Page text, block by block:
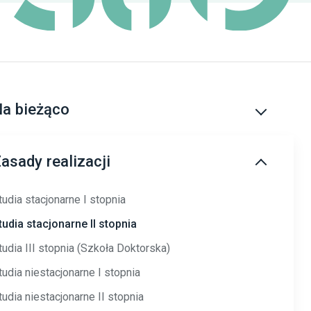
bieżąco
Kierownictwa
Komisji Egzaminacyjnej
diagnostyczne
ds. współpracy z wydziałami
roku akademickiego 2025/2026
realizacji
stacjonarne I stopnia
stacjonarne II stopnia
III stopnia (Szkoła Doktorska)
niestacjonarne I stopnia
niestacjonarne II stopnia